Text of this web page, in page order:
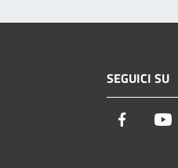
SEGUICI SU
Facebook